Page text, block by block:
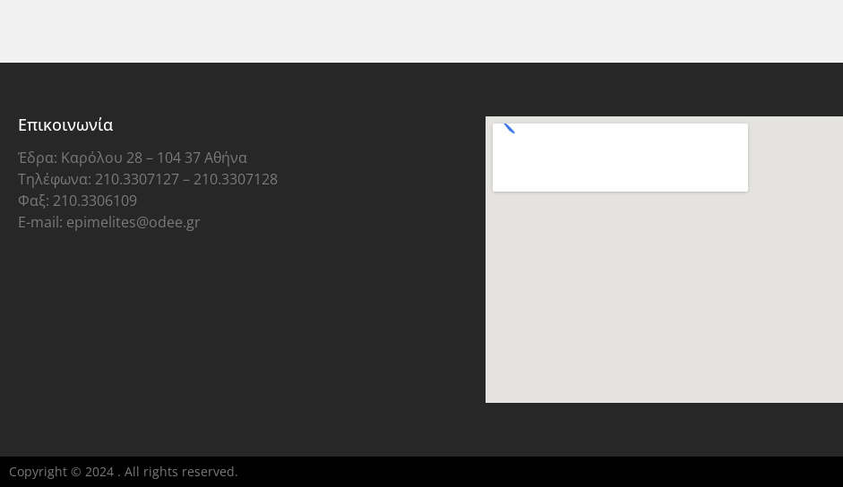
Επικοινωνία
Έδρα: Καρόλου 28 – 104 37 Αθήνα
Τηλέφωνα: 210.3307127 – 210.3307128
Φαξ: 210.3306109
E-mail: epimelites@odee.gr
Copyright © 2024 . All rights reserved.